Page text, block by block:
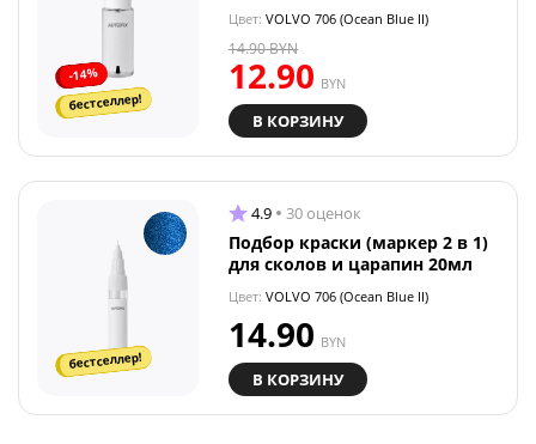
-14%
бестселлер!
Цвет: VOLVO 706 (Ocean Blue II)
12.90 BYN
14.90BYN
В КОРЗИНУ
бестселлер!
4.9 30 оценок
Подбор краски (маркер 2 в 1)
для сколов и царапин 20мл
Цвет: VOLVO 706 (Ocean Blue II)
14.90 BYN
В КОРЗИНУ